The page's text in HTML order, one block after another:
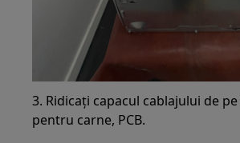
3. Ridicați capacul cablajului de
pentru carne, PCB.